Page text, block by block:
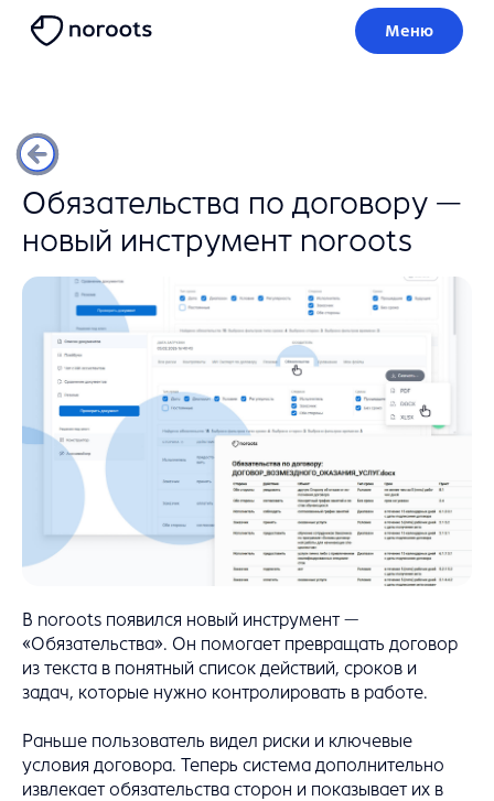
Обязательства по договору —
новый инструмент noroots
В noroots появился новый инструмент —
«Обязательства». Он помогает превращать договор
из текста в понятный список действий, сроков и
задач, которые нужно контролировать в работе.
Раньше пользователь видел риски и ключевые
условия договора. Теперь система дополнительно
извлекает обязательства сторон и показывает их в